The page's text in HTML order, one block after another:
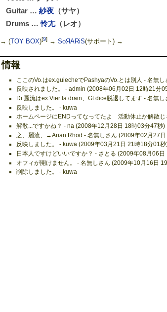
Guitar … 紗夜（サヤ）
Drums …怜尢（レオ）
→ (TOY BOX)[9]→ SoЯARiS(サポート) →
情報
ここのVo.はex.guiecheでPashyaのVo.とは別人 - 名無
反映されました。 - admin (2008年06月02日 12時21分
Dr.麗流はex.Vier la drain、Gt.dice脱退してます - 名無
反映しました。 - kuwa
ホームページにENDってなってたよ 活動休止か解散
解散...ですかね？ - na (2008年12月28日 18時03分47秒)
之、麗流、→Arian:Rhod - 名無しさん (2009年02月27
反映しました。 - kuwa (2009年03月21日 21時18分01秒
日本人ですけどいいですか？ - さとる (2009年08月06
オフィが開けません。 - 名無しさん (2009年10月16日
削除しました。 - kuwa